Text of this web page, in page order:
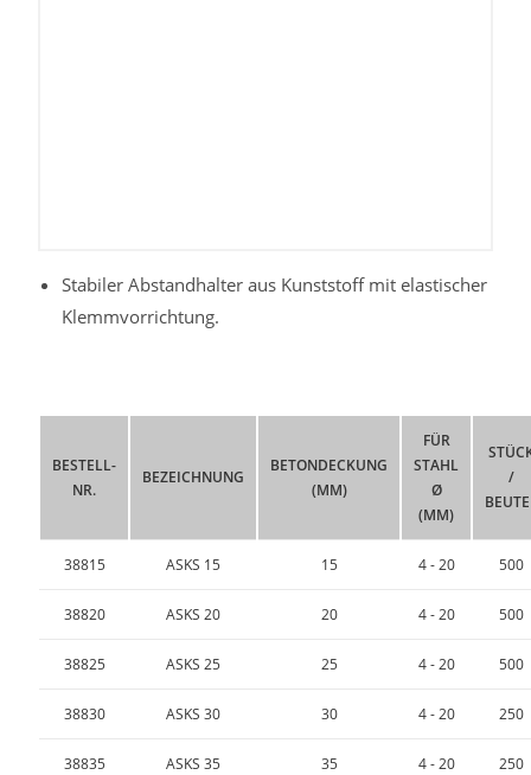
Stabiler Abstandhalter aus Kunststoff mit elastischer
Klemmvorrichtung.
BESTELL-
NR.
BEZEICHNUNG
BETONDECKUNG
(MM)
FÜR
STAHL
Ø
(MM)
/
38815 ASKS 15 15 4 - 20 500
38820 ASKS 20 20 4 - 20 500
38825 ASKS 25 25 4 - 20 500
38830 ASKS 30 30 4 - 20 250
38835 ASKS 35 35 4 - 20 250